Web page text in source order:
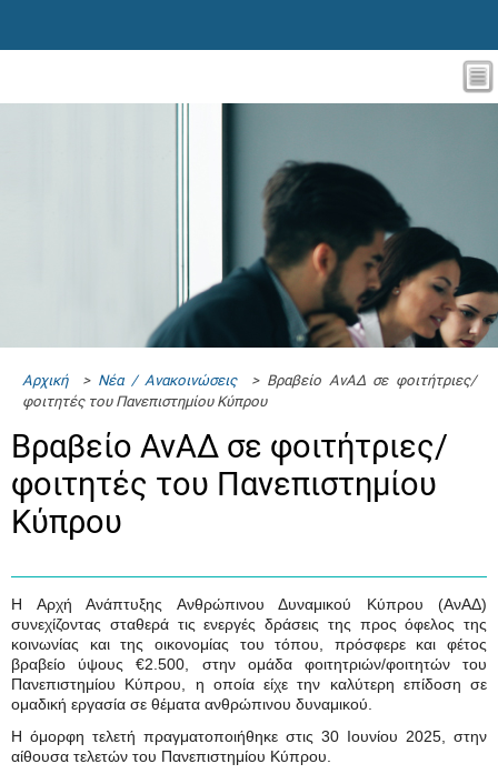
Αρχική> Νέα / Ανακοινώσεις> Βραβείο ΑνΑΔ σε φοιτήτριες/
φοιτητές του Πανεπιστημίου Κύπρου
Βραβείο ΑνΑΔ σε φοιτήτριες/
φοιτητές του Πανεπιστημίου
Κύπρου
Η Αρχή Ανάπτυξης Ανθρώπινου Δυναμικού Κύπρου (ΑνΑΔ)
συνεχίζοντας σταθερά τις ενεργές δράσεις της προς όφελος της
κοινωνίας και της οικονομίας του τόπου, πρόσφερε και φέτος
βραβείο ύψους €2.500, στην ομάδα φοιτητριών/φοιτητών του
Πανεπιστημίου Κύπρου, η οποία είχε την καλύτερη επίδοση σε
ομαδική εργασία σε θέματα ανθρώπινου δυναμικού.
Η όμορφη τελετή πραγματοποιήθηκε στις 30 Ιουνίου 2025, στην
αίθουσα τελετών του Πανεπιστημίου Κύπρου.